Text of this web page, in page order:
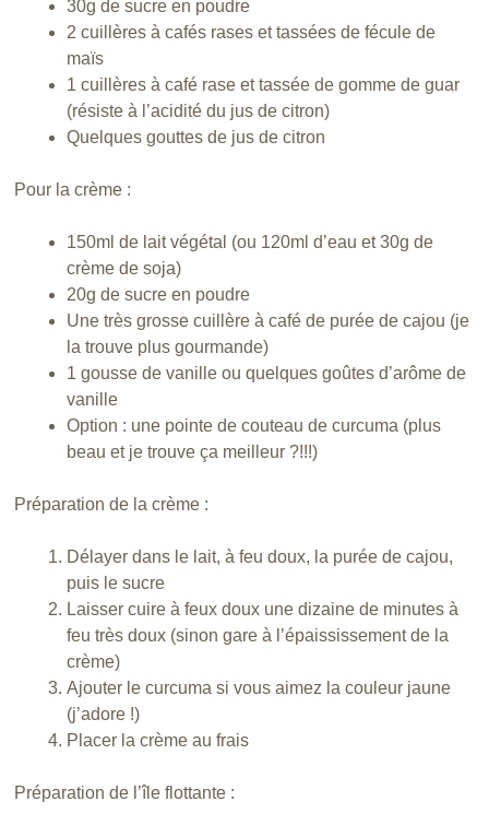
30g de sucre en poudre
2 cuillères à cafés rases et tassées de fécule de
maïs
1 cuillères à café rase et tassée de gomme de guar
(résiste à l’acidité du jus de citron)
Quelques gouttes de jus de citron
Pour la crème :
150ml de lait végétal (ou 120ml d’eau et 30g de
crème de soja)
20g de sucre en poudre
Une très grosse cuillère à café de purée de cajou (je
la trouve plus gourmande)
1 gousse de vanille ou quelques goûtes d’arôme de
vanille
Option : une pointe de couteau de curcuma (plus
beau et je trouve ça meilleur ?!!!)
Préparation de la crème :
Délayer dans le lait, à feu doux, la purée de cajou,
puis le sucre
Laisser cuire à feux doux une dizaine de minutes à
feu très doux (sinon gare à l’épaississement de la
crème)
Ajouter le curcuma si vous aimez la couleur jaune
(j’adore !)
Placer la crème au frais
Préparation de l’île flottante :